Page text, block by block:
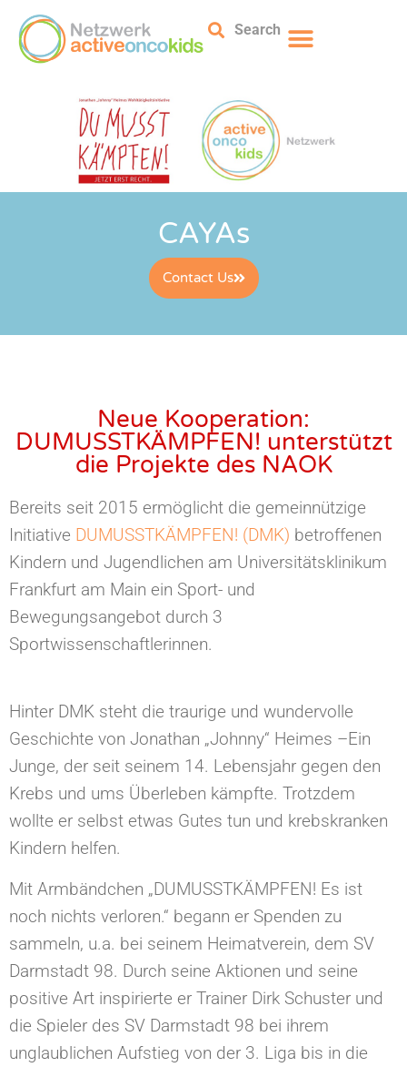
Search
CAYAs
Contact Us
Neue Kooperation:
DUMUSSTKÄMPFEN! unterstützt
die Projekte des NAOK
Bereits seit 2015 ermöglicht die gemeinnützige
Initiative DUMUSSTKÄMPFEN! (DMK) betroffenen
Kindern und Jugendlichen am Universitätsklinikum
Frankfurt am Main ein Sport- und
Bewegungsangebot durch 3
Sportwissenschaftlerinnen.
Hinter DMK steht die traurige und wundervolle
Geschichte von Jonathan „Johnny“ Heimes –Ein
Junge, der seit seinem 14. Lebensjahr gegen den
Krebs und ums Überleben kämpfte. Trotzdem
wollte er selbst etwas Gutes tun und krebskranken
Kindern helfen.
Mit Armbändchen „DUMUSSTKÄMPFEN! Es ist
noch nichts verloren.“ begann er Spenden zu
sammeln, u.a. bei seinem Heimatverein, dem SV
Darmstadt 98. Durch seine Aktionen und seine
positive Art inspirierte er Trainer Dirk Schuster und
die Spieler des SV Darmstadt 98 bei ihrem
unglaublichen Aufstieg von der 3. Liga bis in die